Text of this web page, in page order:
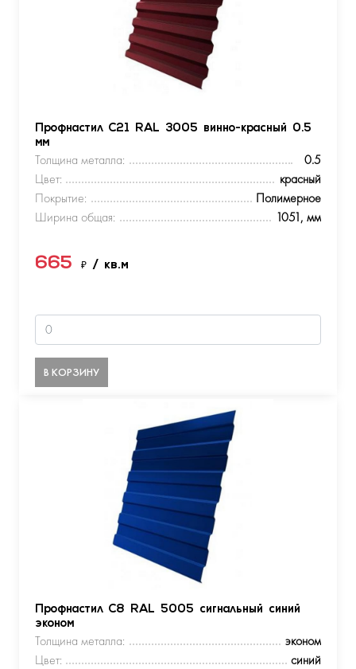
Профнастил С21 RAL 3005 винно-красный 0.5
мм
Толщина металла:
0.5
Цвет:
красный
Покрытие:
Полимерное
Ширина общая:
1051, мм
665 ₽ / кв.м
В КОРЗИНУ
Профнастил С8 RAL 5005 сигнальный синий
эконом
Толщина металла:
эконом
Цвет:
синий